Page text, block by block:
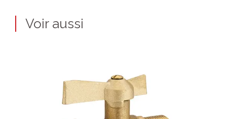
Voir aussi